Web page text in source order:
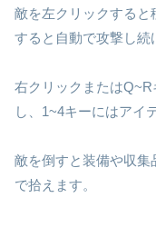
敵を左クリックすると
すると自動で攻撃し続
右クリックまたは
し、1~4キーにはアイ
敵を倒すと装備や収集
で拾えます。